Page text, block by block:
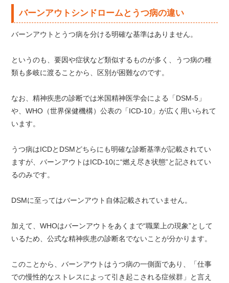
バーンアウトシンドロームとうつ病の違い
バーンアウトとうつ病を分ける明確な基準はありません。
というのも、要因や症状など類似するものが多く、うつ病の種
類も多岐に渡ることから、区別が困難なのです。
なお、精神疾患の診断では米国精神医学会による「DSM-5」
や、WHO（世界保健機構）公表の「ICD-10」が広く用いられて
います。
うつ病はICDとDSMどちらにも明確な診断基準が記載されてい
ますが、バーンアウトはICD-10に“燃え尽き状態”と記されてい
るのみです。
DSMに至ってはバーンアウト自体記載されていません。
加えて、WHOはバーンアウトをあくまで“職業上の現象”として
いるため、公式な精神疾患の診断名でないことが分かります。
このことから、バーンアウトはうつ病の一側面であり、「仕事
での慢性的なストレスによって引き起こされる症候群」と言え